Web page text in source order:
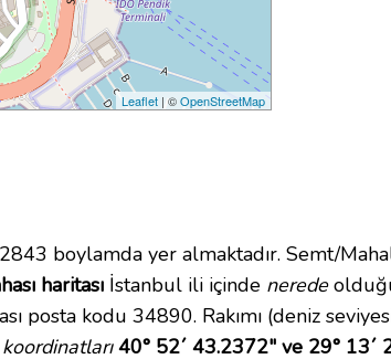
Leaflet | ©OpenStreetMap
boylamda yer almaktadır. Semt/
haritası İstanbul ili içinde nerede
posta kodu 34890. Rakımı (deniz
40° 52´ 43.2372" ve 29° 13´